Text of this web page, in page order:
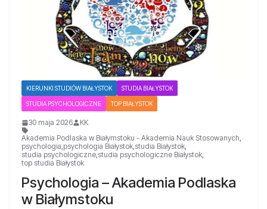
KIERUNKI STUDIÓW BIAŁYSTOK STUDIA BIAŁYSTOK
STUDIA PSYCHOLOGICZNE TOP BIAŁYSTOK
30 maja 2026
KK
Akademia Podlaska w Białymstoku - Akademia Nauk Stosowanych,
psychologia,psychologia Białystok,studia Białystok,
studia psychologiczne,studia psychologiczne Białystok,
top studia Białystok
Psychologia – Akademia Podlaska
w Białymstoku